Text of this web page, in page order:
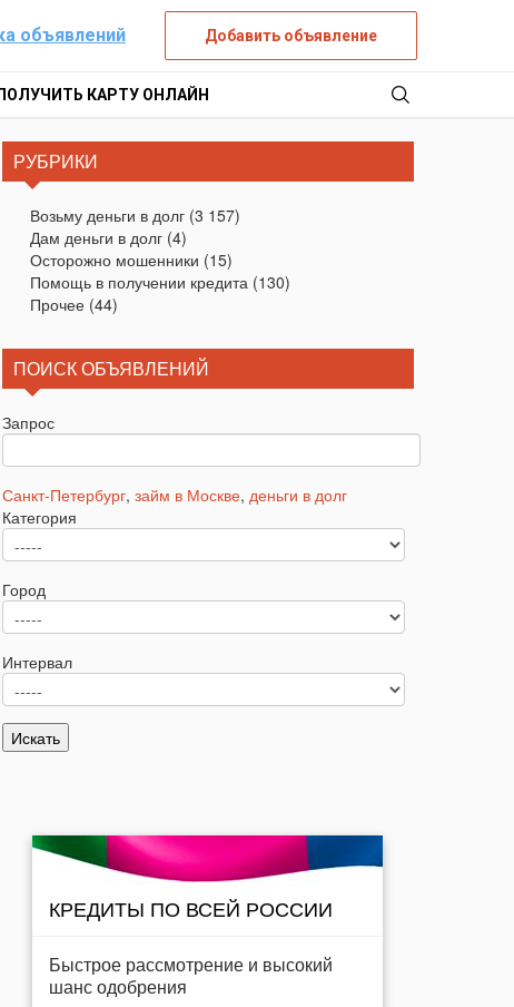
объявлений Добавить объявление
ПОЛУЧИТЬ КАРТУ ОНЛАЙН
РУБРИКИ
Возьму деньги в долг(3 157)
Дам деньги в долг(4)
Осторожно мошенники (15)
Помощь в получении кредита(130)
Прочее(44)
ПОИСК ОБЪЯВЛЕНИЙ
Запрос
Санкт-Петербург, займ в Москве, деньги в долг
Категория
Город
Интервал
КРЕДИТЫ ПО ВСЕЙ РОССИИ
Быстрое рассмотрение и высокий
шанс одобрения